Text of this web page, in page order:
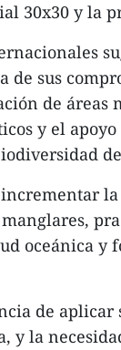
30x30 y la
sus
de
y el
oceánica
de aplicar
y la